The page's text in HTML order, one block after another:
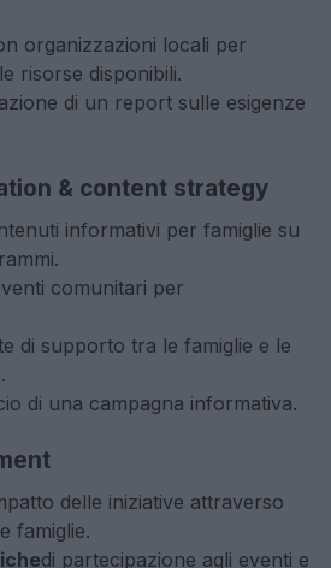
organizzazioni locali per
risorse disponibili.
di un report sulle esigenze
& content strategy
informativi per famiglie su
comunitari per
di supporto tra le famiglie e le
di una campagna informativa.
delle iniziative attraverso
famiglie.
di partecipazione agli eventi e